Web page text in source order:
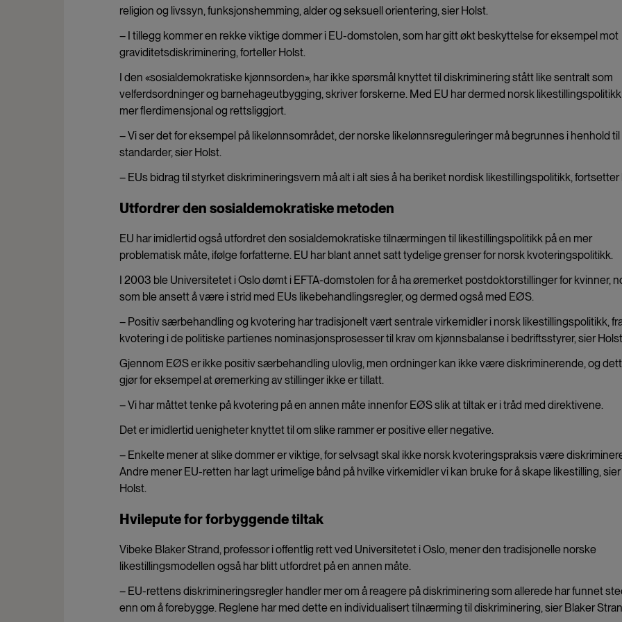
religion og livssyn, funksjonshemming, alder og seksuell orientering, sier Holst.
– I tillegg kommer en rekke viktige dommer i EU-domstolen, som har gitt økt beskyttelse for eksempel mot
graviditetsdiskriminering, forteller Holst.
I den «sosialdemokratiske kjønnsorden», har ikke spørsmål knyttet til diskriminering stått like sentralt som
velferdsordninger og barnehageutbygging, skriver forskerne. Med EU har dermed norsk
mer flerdimensjonal og rettsliggjort.
– Vi ser det for eksempel på likelønnsområdet, der norske likelønnsreguleringer må begrunnes i henhold til
standarder, sier Holst.
– EUs bidrag til styrket diskrimineringsvern må alt i alt sies å ha beriket nordisk likestillingspolitikk, fortsetter
Utfordrer den sosialdemokratiske metoden
EU har imidlertid også utfordret den sosialdemokratiske tilnærmingen til likestillingspolitikk på en mer
problematisk måte, ifølge forfatterne. EU har blant annet satt tydelige grenser for norsk kvoteringspolitikk.
I 2003 ble Universitetet i Oslo dømt i EFTA-domstolen for å ha øremerket postdoktorstillinger for kvinner,
som ble ansett å være i strid med EUs likebehandlingsregler, og dermed også med EØS.
– Positiv særbehandling og kvotering har tradisjonelt vært sentrale virkemidler i norsk likestillingspolitikk,
kvotering i de politiske partienes nominasjonsprosesser til krav om kjønnsbalanse i bedriftsstyrer, sier
Gjennom EØS er ikke positiv særbehandling ulovlig, men ordninger kan ikke være diskriminerende, og
gjør for eksempel at øremerking av stillinger ikke er tillatt.
– Vi har måttet tenke på kvotering på en annen måte innenfor EØS slik at tiltak er i tråd med direktivene.
Det er imidlertid uenigheter knyttet til om slike rammer er positive eller negative.
– Enkelte mener at slike dommer er viktige, for selvsagt skal ikke norsk kvoteringspraksis være
Andre mener EU-retten har lagt urimelige bånd på hvilke virkemidler vi kan bruke for å skape likestilling, sier
Holst.
Hvilepute for forbyggende tiltak
Vibeke Blaker Strand, professor i offentlig rett ved Universitetet i Oslo, mener den tradisjonelle norske
likestillingsmodellen også har blitt utfordret på en annen måte.
– EU-rettens diskrimineringsregler handler mer om å reagere på diskriminering som allerede har funnet
enn om å forebygge. Reglene har med dette en individualisert tilnærming til diskriminering, sier Blaker